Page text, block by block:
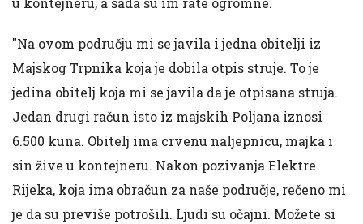
"Na ovom području mi se javila i jedna obitelji iz
Majskog Trpnika koja je dobila otpis struje. To je
jedina obitelj koja mi se javila da je otpisana struja.
Jedan drugi račun isto iz majskih Poljana iznosi
6.500 kuna. Obitelj ima crvenu naljepnicu, majka i
sin žive u kontejneru. Nakon pozivanja Elektre
Rijeka, koja ima obračun za naše područje, rečeno mi
je da su previše potrošili. Ljudi su očajni. Možete si